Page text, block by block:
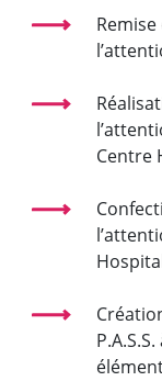
Remise
Centre